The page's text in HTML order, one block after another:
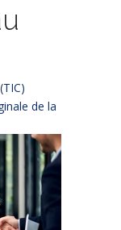
de la